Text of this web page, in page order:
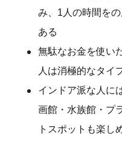
み、1人の時間を
ある
無駄なお金を使い
人は消極的なタイ
インドア派な人に
画館・水族館・プ
トスポットも楽し